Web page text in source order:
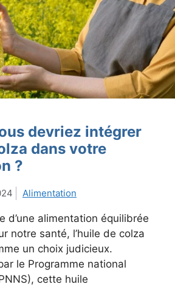
devriez intégrer
dans votre
?
Alimentation
d’une alimentation équilibrée
notre santé, l’huile de colza
un choix judicieux.
le Programme national
cette huile